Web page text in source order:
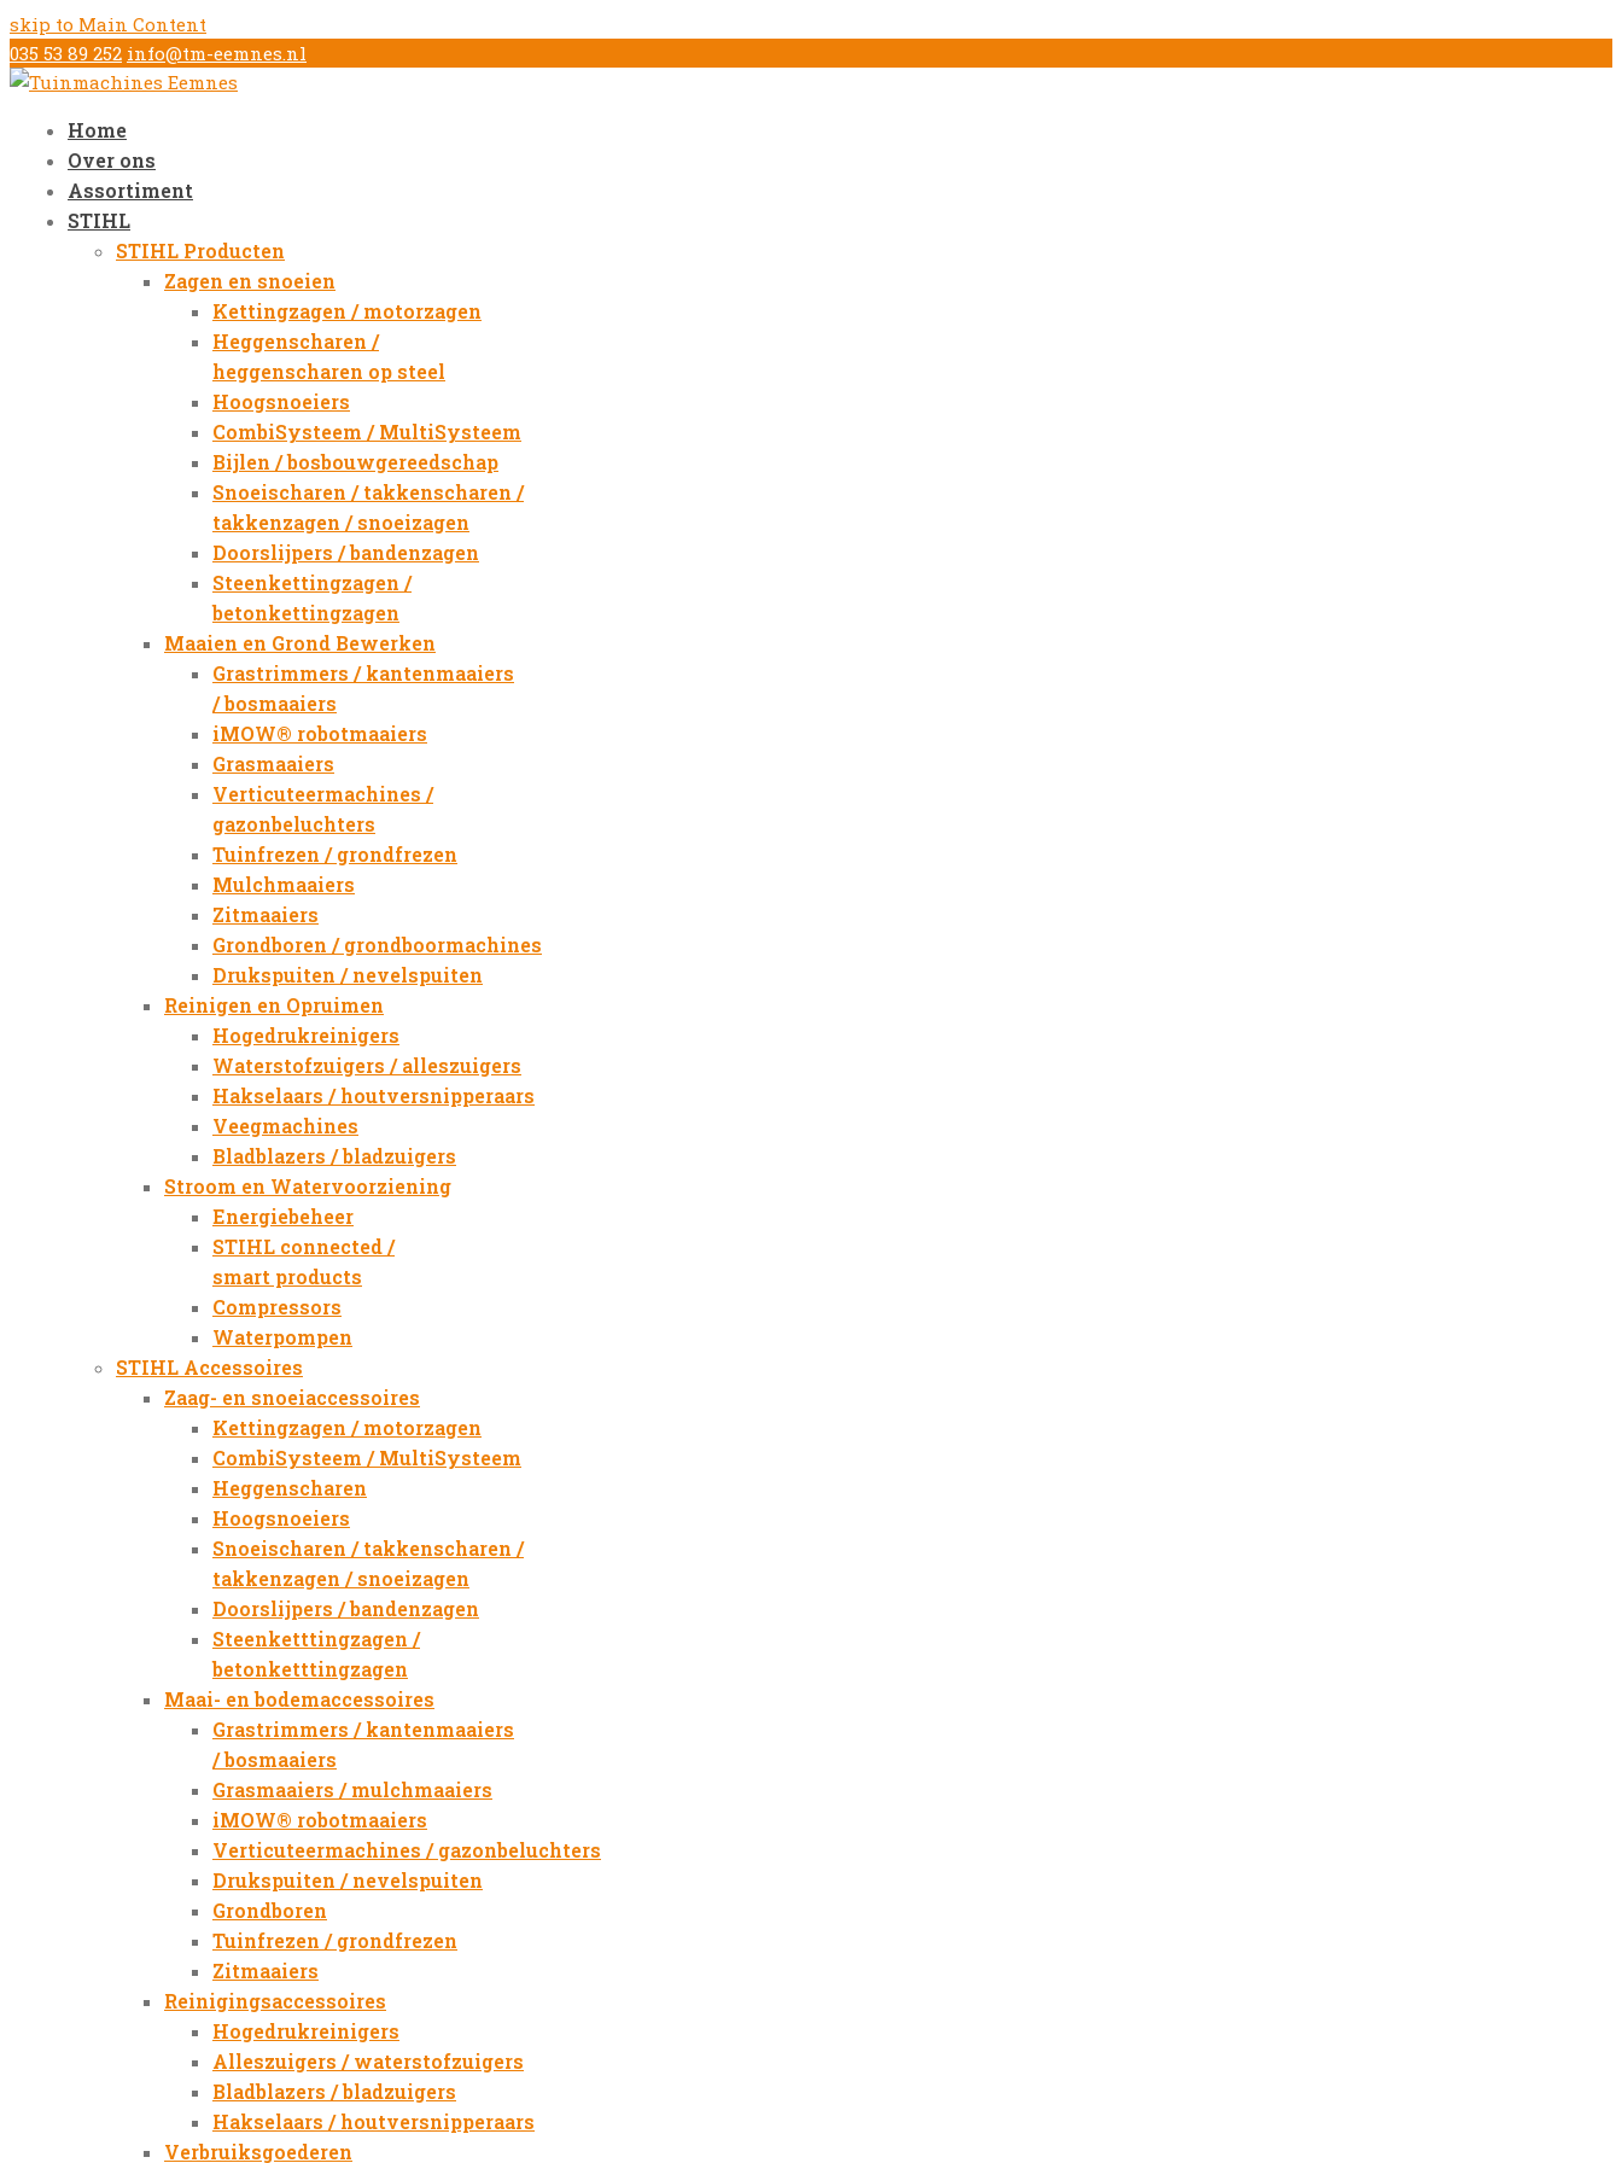
skip to Main Content
035 53 89 252 info@tm-eemnes.nl
Home
Over ons
Assortiment
STIHL
STIHL Producten
Zagen en snoeien
Kettingzagen / motorzagen
Heggenscharen /
heggenscharen op steel
Hoogsnoeiers
CombiSysteem / MultiSysteem
Bijlen / bosbouwgereedschap
Snoeischaren / takkenscharen /
takkenzagen / snoeizagen
Doorslijpers / bandenzagen
Steenkettingzagen /
betonkettingzagen
Maaien en Grond Bewerken
Grastrimmers / kantenmaaiers
/ bosmaaiers
iMOW® robotmaaiers
Grasmaaiers
Verticuteermachines /
gazonbeluchters
Tuinfrezen / grondfrezen
Mulchmaaiers
Zitmaaiers
Grondboren / grondboormachines
Drukspuiten / nevelspuiten
Reinigen en Opruimen
Hogedrukreinigers
Waterstofzuigers / alleszuigers
Hakselaars / houtversnipperaars
Veegmachines
Bladblazers / bladzuigers
Stroom en Watervoorziening
Energiebeheer
STIHL connected /
smart products
Compressors
Waterpompen
STIHL Accessoires
Zaag- en snoeiaccessoires
Kettingzagen / motorzagen
CombiSysteem / MultiSysteem
Heggenscharen
Hoogsnoeiers
Snoeischaren / takkenscharen /
takkenzagen / snoeizagen
Doorslijpers / bandenzagen
Steenketttingzagen /
betonketttingzagen
Maai- en bodemaccessoires
Grastrimmers / kantenmaaiers
/ bosmaaiers
Grasmaaiers / mulchmaaiers
iMOW® robotmaaiers
Verticuteermachines / gazonbeluchters
Drukspuiten / nevelspuiten
Grondboren
Tuinfrezen / grondfrezen
Zitmaaiers
Reinigingsaccessoires
Hogedrukreinigers
Alleszuigers / waterstofzuigers
Bladblazers / bladzuigers
Hakselaars / houtversnipperaars
Verbruiksgoederen